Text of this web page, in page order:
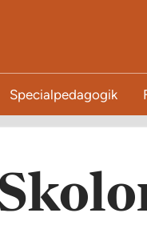
Specialpedagogik